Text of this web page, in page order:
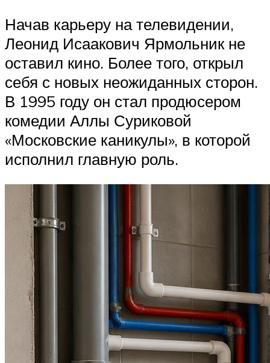
Начав карьеру на телевидении,
Леонид Исаакович Ярмольник не
оставил кино. Более того, открыл
себя с новых неожиданных сторон.
В 1995 году он стал продюсером
комедии Аллы Суриковой
«Московские каникулы», в которой
исполнил главную роль.